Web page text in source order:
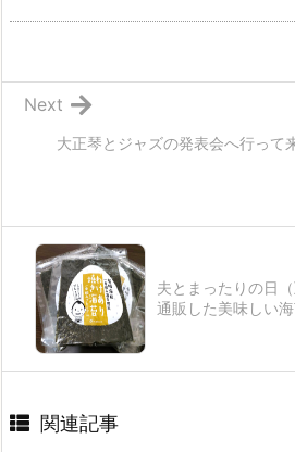
大正琴とジャズの発表会へ行って
Next
夫とまったりの日
通販した美味しい海
関連記事